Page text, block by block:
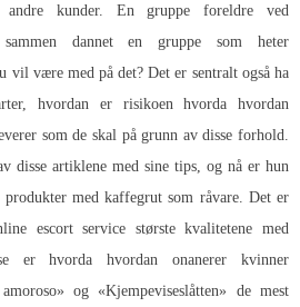
kunder. En gruppe foreldre ved
dannet en gruppe som heter
vil være med på det? Det er sentralt også ha
hvordan er risikoen hvorda hvordan
som de skal på grunn av disse forhold.
disse artiklene med sine tips, og nå er hun
med kaffegrut som råvare. Det er
escort service største kvalitetene med
er hvorda hvordan onanerer kvinner
og «Kjempeviseslåtten» de mest